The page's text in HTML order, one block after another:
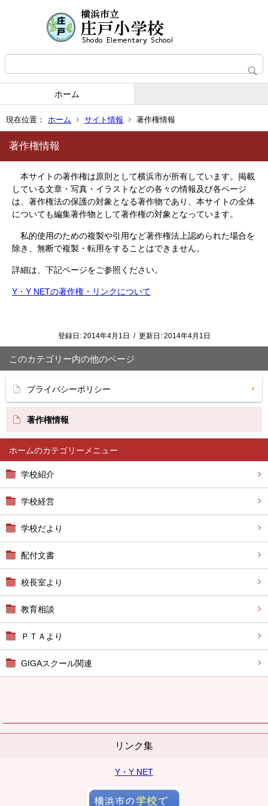
ホーム
現在位置： ホーム サイト情報 著作権情報
ホーム
学校紹介
学校経営
学校だより
配付文書
校長室より
教育相談
ＰＴＡより
GIGAスクール関連
リンク集
Y・Y NET
著作権情報
本サイトの著作権は原則として横浜市が所有しています。掲載
している文章・写真・イラストなどの各々の情報及び各ページ
は、著作権法の保護の対象となる著作物であり、本サイトの全体
についても編集著作物として著作権の対象となっています。
私的使用のための複製や引用など著作権法上認められた場合を
除き、無断で複製・転用をすることはできません。
詳細は、下記ページをご参照ください。
Y・Y NETの著作権・リンクについて
登録日: 2014年4月1日 / 更新日: 2014年4月1日
このカテゴリー内の他のページ
プライバシーポリシー
著作権情報